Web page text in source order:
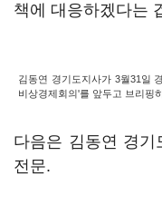
책에 대응하겠다는
김동연 경기도지사가 3월31일
비상경제회의'를 앞두고 브리핑
다음은 김동연 경
전문.